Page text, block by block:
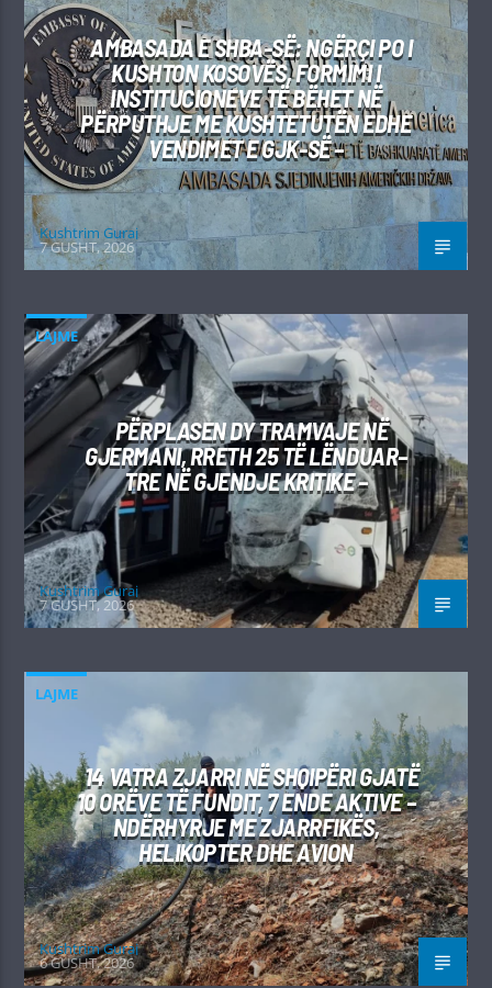
AMBASADA E SHBA-SË: NGËRÇI PO I
KUSHTON KOSOVËS, FORMIMI I
INSTITUCIONEVE TË BËHET NË
PËRPUTHJE ME KUSHTETUTËN EDHE
VENDIMET E GJK-SË –
Kushtrim Guraj
7 GUSHT, 2026
LAJME
PËRPLASEN DY TRAMVAJE NË
GJERMANI, RRETH 25 TË LËNDUAR–
TRE NË GJENDJE KRITIKE –
Kushtrim Guraj
7 GUSHT, 2026
LAJME
14 VATRA ZJARRI NË SHQIPËRI GJATË
10 ORËVE TË FUNDIT, 7 ENDE AKTIVE –
NDËRHYRJE ME ZJARRFIKËS,
HELIKOPTER DHE AVION
Kushtrim Guraj
6 GUSHT, 2026